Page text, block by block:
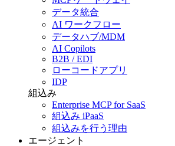
データ統合
AI ワークフロー
データハブ/MDM
AI Copilots
B2B / EDI
ローコードアプリ
IDP
組込み
Enterprise MCP for SaaS
組込み iPaaS
組込みを行う理由
エージェント